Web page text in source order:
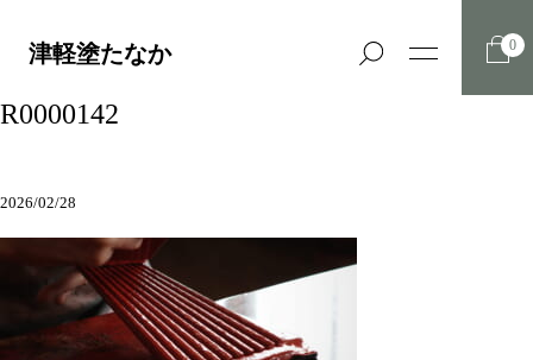
津軽塗たなか 0
R0000142
2026/02/28